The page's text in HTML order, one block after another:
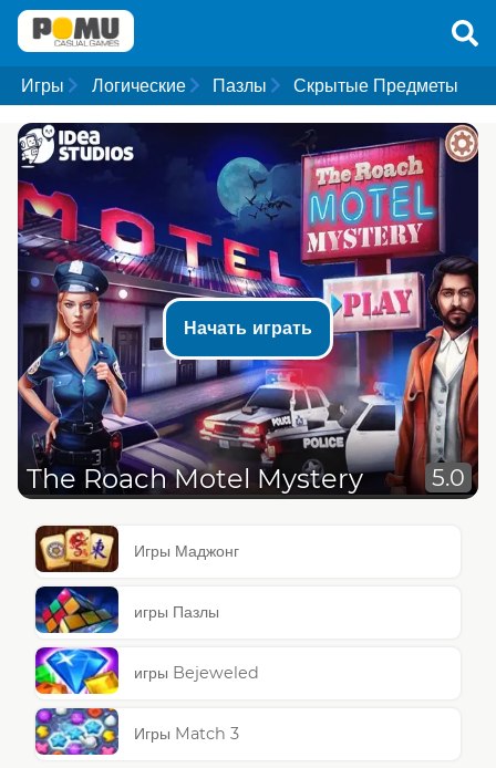
Игры Логические Пазлы Скрытые Предметы
Начать играть
The Roach Motel Mystery 5.0
Игры Маджонг
игры Пазлы
игры Bejeweled
Игры Match 3